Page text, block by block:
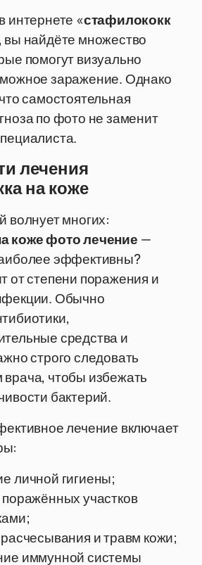
интернете «стафилококк
вы найдёте множество
помогут визуально
заражение. Однако
самостоятельная
по фото не заменит
лечения
на коже
волнует многих:
коже фото лечение —
эффективны?
от степени поражения и
Обычно
средства и
строго следовать
чтобы избежать
бактерий.
лечение включает
личной гигиены;
участков
и травм кожи;
иммунной системы